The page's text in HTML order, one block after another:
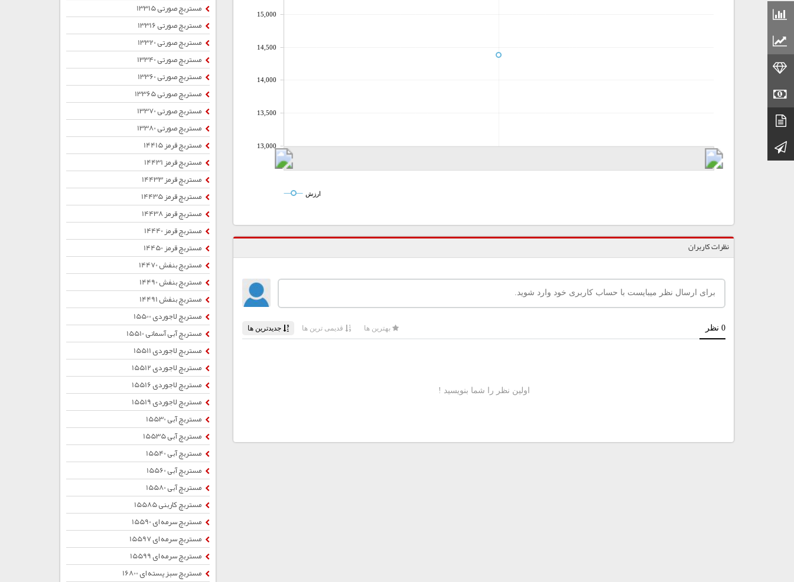
کانال تلگرام
13,000
13,500
14,000
14,500
15,000
ارزش
نظرات کاربران
مستربچ صورتی 13315
مستربچ صورتی 13316
مستربچ صورتی 13320
مستربچ صورتی 13340
مستربچ صورتی 13360
مستربچ صورتی 13365
مستربچ صورتی 13370
مستربچ صورتی 13380
مستربچ قرمز 14415
مستربچ قرمز 14431
مستربچ قرمز 14433
مستربچ قرمز 14435
مستربچ قرمز 14438
مستربچ قرمز 14440
مستربچ قرمز 14450
مستربچ بنفش 14470
مستربچ بنفش 14490
مستربچ بنفش 14491
مستربچ لاجوردی 15500
مستربچ آبی آسمانی 15510
مستربچ لاجوردی 15511
مستربچ لاجوردی 15512
مستربچ لاجوردی 15516
مستربچ لاجوردی 15519
مستربچ آبی 15530
مستربچ آبی 15535
مستربچ آبی 15540
مستربچ آبی 15560
مستربچ آبی 15580
مستربچ کاربنی 15585
مستربچ سرمه ای 15590
مستربچ سرمه ای 15597
مستربچ سرمه ای 15599
مستربچ سبز پسته ای 16800